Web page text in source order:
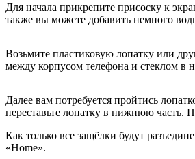
Для начала прикрепите присоску к
также вы можете добавить немного
Возьмите пластиковую лопатку или
между корпусом телефона и стеклом в
Далее вам потребуется пройтись
переставьте лопатку в нижнюю часть.
Как только все защёлки будут
«Home».